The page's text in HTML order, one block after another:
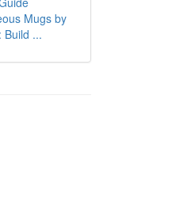
Mugs by
Build ...